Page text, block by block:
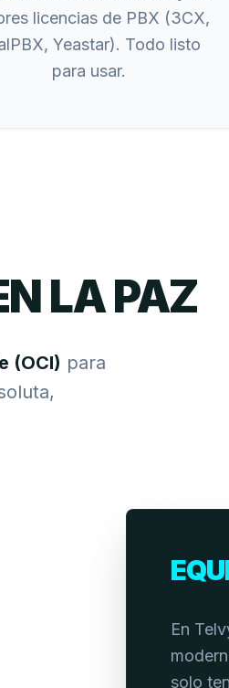
licencias de PBX (3CX,
Yeastar). Todo listo
para usar.
LA PAZ
(OCI) para
En
solo